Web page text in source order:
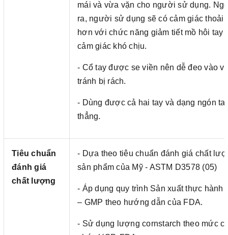
mái và vừa vặn cho người sử dụng.
ra, người sử dụng sẽ có cảm giác thoải
hơn với chức năng giảm tiết mồ hôi tay
cảm giác khó chịu.
- Cổ tay được se viền nên dễ đeo vào
tránh bị rách.
- Dùng được cả hai tay và dạng ngón
thẳng.
Tiêu chuẩn
đánh giá
chất lượng
- Dựa theo tiêu chuẩn đánh giá chất
sản phẩm của Mỹ - ASTM D3578 (05)
- Áp dụng quy trình Sản xuất thực hành
– GMP theo hướng dẫn của FDA.
- Sử dụng lượng cornstarch theo mức